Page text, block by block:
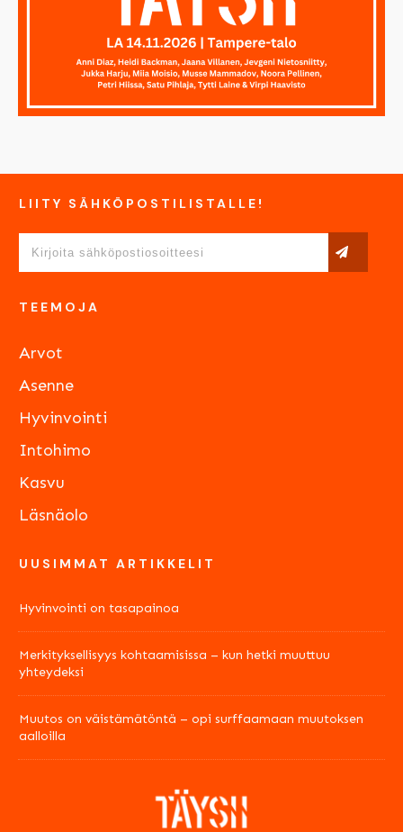
UUSIMMAT ARTIKKELIT
Hyvinvointi on tasapainoa
Merkityksellisyys kohtaamisissa – kun hetki muuttuu
yhteydeksi
Muutos on väistämätöntä – opi surffaamaan muutoksen
aalloilla
TEEMOJA
Arvot
Asenne
Hyvinvointi
Intohimo
Kasvu
Läsnäolo
LIITY SÄHKÖPOSTILISTALLE!